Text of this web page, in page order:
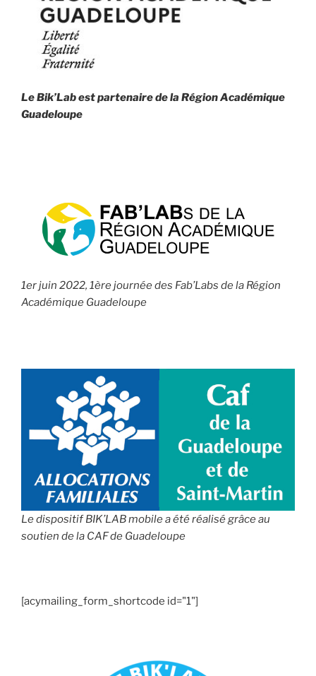
Le Bik’Lab est partenaire de la Région Académique
Guadeloupe
1er juin 2022, 1ère journée des Fab’Labs de la Région
Académique Guadeloupe
Le dispositif BIK’LAB mobile a été réalisé grâce au
soutien de la CAF de Guadeloupe
[acymailing_form_shortcode id="1"]